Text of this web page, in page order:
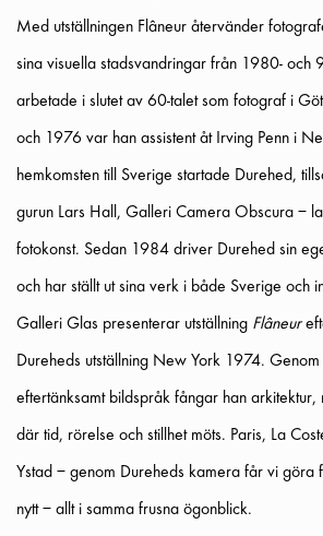
Med utställningen Flâneur återvänder
sina visuella stadsvandringar från 1980- och
arbetade i slutet av 60-talet som fotograf i
och 1976 var han assistent åtIrving Penn i
hemkomsten till Sverige startade Durehed,
gurun Lars Hall, Galleri Camera Obscura –
fotokonst. Sedan 1984 driver Durehed sin
och har ställt ut sina verk i både Sverige och
Galleri Glas presenterar utställning Flâneur
Dureheds utställning New York 1974.
eftertänksamt bildspråk fångar han arkitektur,
där tid, rörelse och stillhet möts. Paris, La
Ystad – genom Dureheds kamera får vi göra
nytt – allt i samma frusna ögonblick.